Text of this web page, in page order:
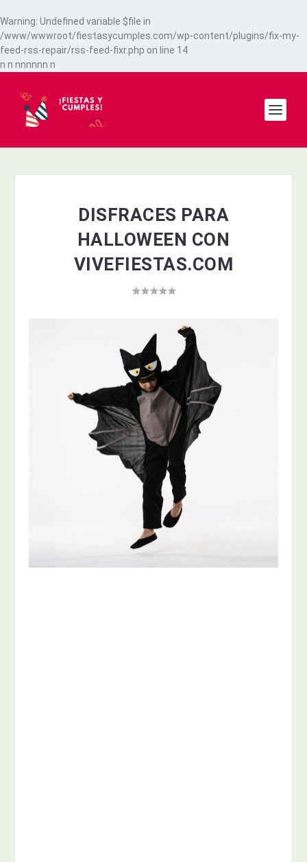
Warning: Undefined variable $file in
/www/wwwroot/fiestasycumples.com/wp-content/plugins/fix-my-
feed-rss-repair/rss-feed-fixr.php on line 14
n n nnnnnn n
DISFRACES PARA
HALLOWEEN CON
VIVEFIESTAS.COM